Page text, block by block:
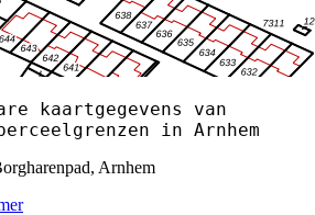
kaartgegevens van
in Arnhem
Arnhem